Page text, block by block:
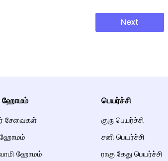
Next
ஹோமம்
சேவைகள்
ஹோமம்
ஹோமம்
பெயர்ச்சி
குரு பெயர்ச்சி
சனி பெயர்ச்சி
ராகு கேது பெயர்ச்சி